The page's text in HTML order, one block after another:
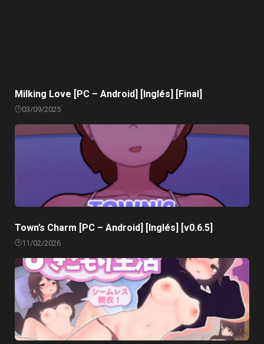
Milking Love [PC – Android] [Inglés] [Final]
03/09/2025
Town’s Charm [PC – Android] [Inglés] [v0.6.5]
11/02/2026